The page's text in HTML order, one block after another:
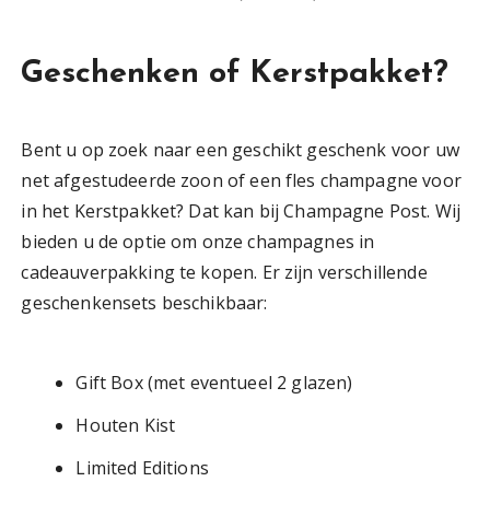
Geschenken of Kerstpakket?
Bent u op zoek naar een geschikt geschenk voor uw
net afgestudeerde zoon of een fles champagne voor
in het Kerstpakket? Dat kan bij Champagne Post. Wij
bieden u de optie om onze champagnes in
cadeauverpakking te kopen. Er zijn verschillende
geschenkensets beschikbaar:
Gift Box (met eventueel 2 glazen)
Houten Kist
Limited Editions